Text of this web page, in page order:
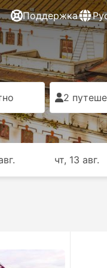
Поддержка
2
чт, 13 авг.